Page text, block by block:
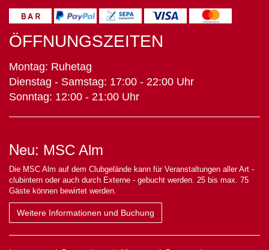
ÖFFNUNGSZEITEN
Montag: Ruhetag
Dienstag - Samstag: 17:00 - 22:00 Uhr
Sonntag: 12:00 - 21:00 Uhr
Neu: MSC Alm
Die MSC Alm auf dem Clubgelände kann für Veranstaltungen aller Art -
clubintern oder auch durch Externe - gebucht werden. 25 bis max. 75
Gäste können bewirtet werden.
Weitere Informationen und Buchung